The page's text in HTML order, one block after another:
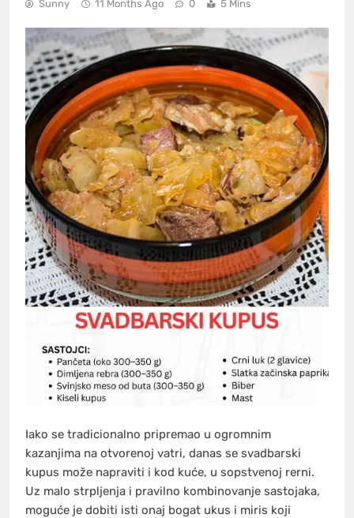
Sunny 11 Months Ago 0 5 Mins
Iako se tradicionalno pripremao u ogromnim
kazanjima na otvorenoj vatri, danas se svadbarski
kupus može napraviti i kod kuće, u sopstvenoj rerni.
Uz malo strpljenja i pravilno kombinovanje sastojaka,
moguće je dobiti isti onaj bogat ukus i miris koji